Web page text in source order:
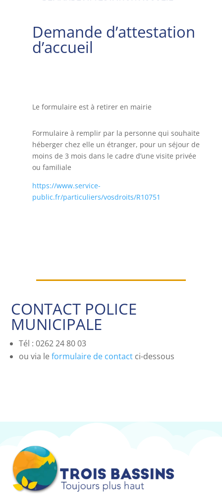
Demande d’attestation
d’accueil
Le formulaire est à retirer en mairie
Formulaire à remplir par la personne qui souhaite
héberger chez elle un étranger, pour un séjour de
moins de 3 mois dans le cadre d’une visite privée
ou familiale
https://www.service-
public.fr/particuliers/vosdroits/R10751
CONTACT POLICE
MUNICIPALE
Tél : 0262 24 80 03
ou via leformulaire de contact ci-dessous